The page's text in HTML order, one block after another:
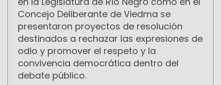
Concejo Deliberante de Viedma se
presentaron proyectos de resolución
destinados a rechazar las expresiones de
odio y promover el respeto y la
convivencia democrática dentro del
debate público.